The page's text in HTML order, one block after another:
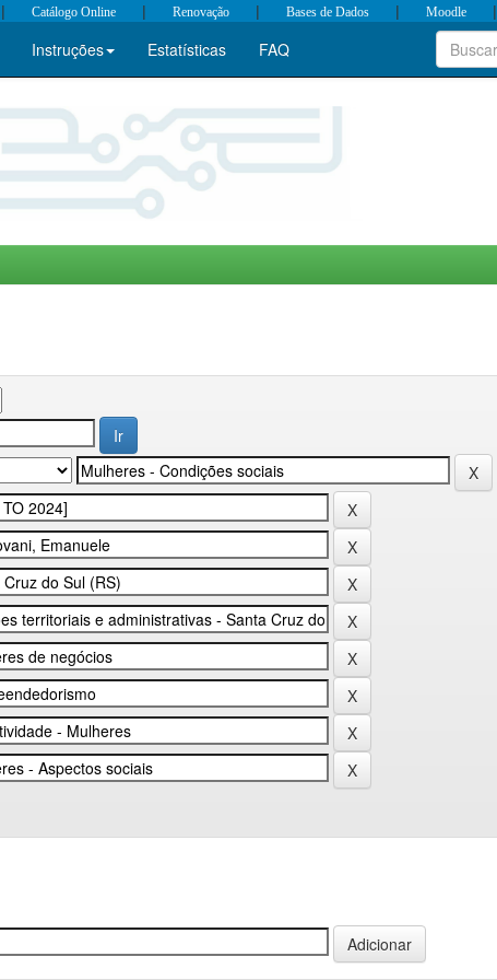
| Catálogo Online | Renovação | Bases de Dados | Moodle |
Instruções Estatísticas FAQ